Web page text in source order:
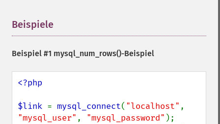
Beispiele
Beispiel #1 mysql_num_rows()-Beispiel
<?php
$link = mysql_connect( "localhost"
"mysql_user" , "mysql_password"